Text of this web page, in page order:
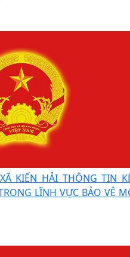
KIẾN HẢI THÔNG TIN
LĨNH VỰC BẢO VỆ